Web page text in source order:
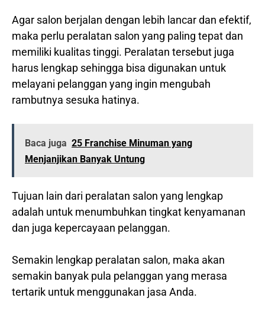
Agar salon berjalan dengan lebih lancar dan efektif,
maka perlu peralatan salon yang paling tepat dan
memiliki kualitas tinggi. Peralatan tersebut juga
harus lengkap sehingga bisa digunakan untuk
melayani pelanggan yang ingin mengubah
rambutnya sesuka hatinya.
Baca juga 25 Franchise Minuman yang
Menjanjikan Banyak Untung
Tujuan lain dari peralatan salon yang lengkap
adalah untuk menumbuhkan tingkat kenyamanan
dan juga kepercayaan pelanggan.
Semakin lengkap peralatan salon, maka akan
semakin banyak pula pelanggan yang merasa
tertarik untuk menggunakan jasa Anda.